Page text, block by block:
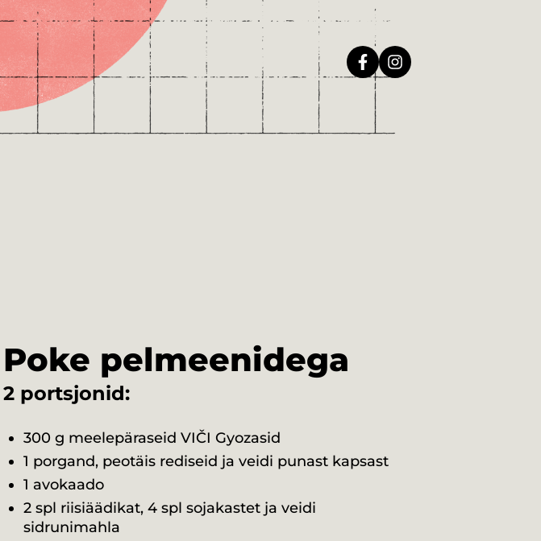
Poke pelmeenidega
2 portsjonid:
300 g meelepäraseid VIČI Gyozasid
1 porgand, peotäis rediseid ja veidi punast kapsast
1 avokaado
2 spl riisiäädikat, 4 spl sojakastet ja veidi
sidrunimahla